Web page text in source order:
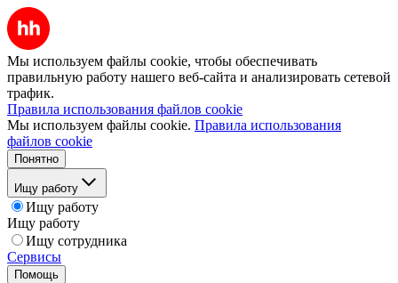
Мы используем файлы cookie, чтобы обеспечивать
правильную работу нашего веб-сайта и анализировать сетевой
трафик.
Правила использования файлов cookie
Мы используем файлы cookie. Правила использования
файлов cookie
Понятно
Ищу работу
Ищу работу
Ищу работу
Ищу сотрудника
Сервисы
Помощь